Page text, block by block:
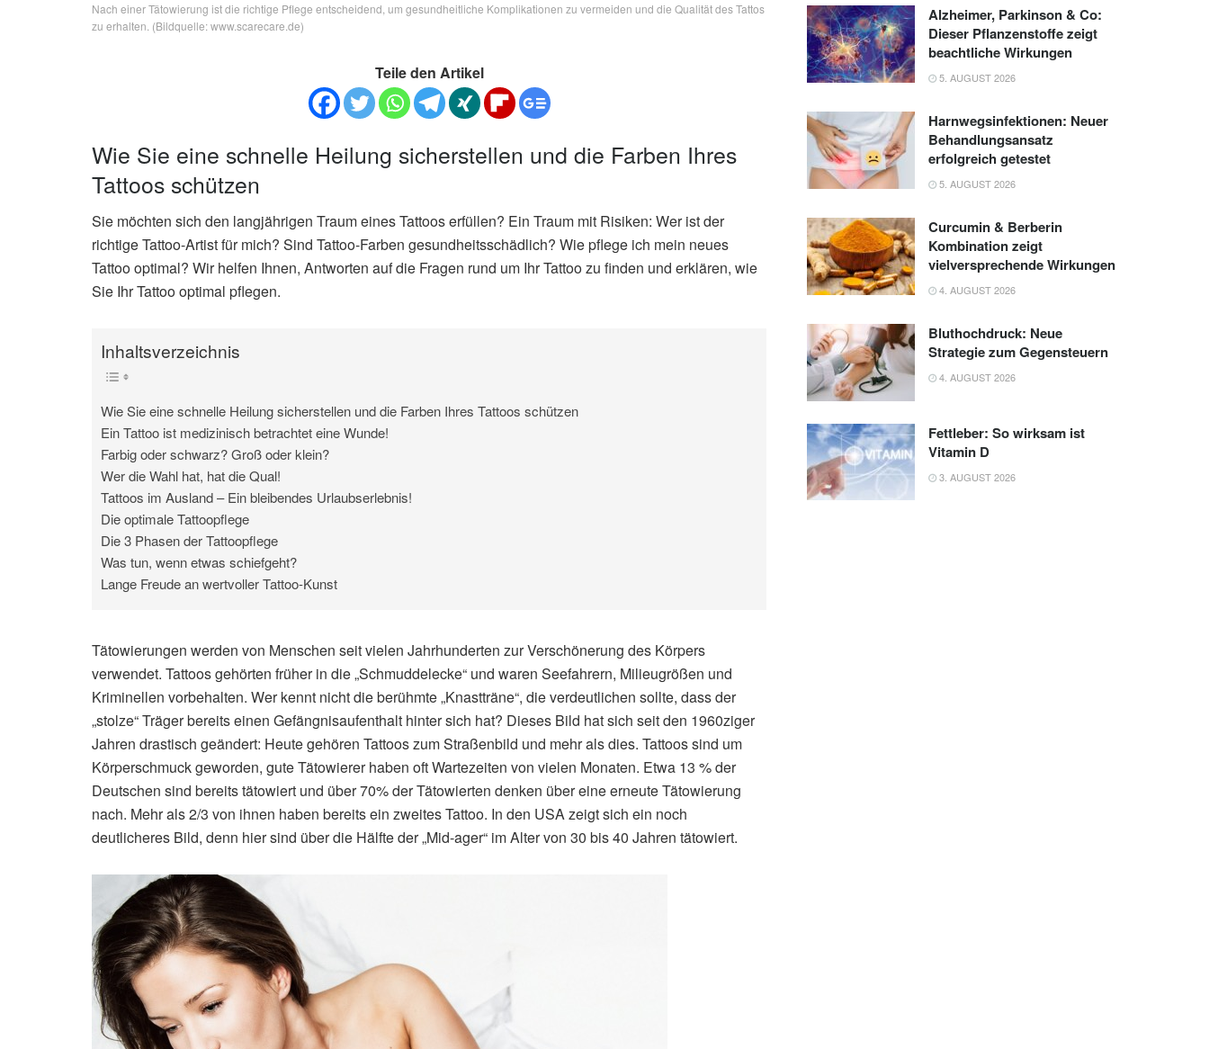
Nach einer Tätowierung ist die richtige Pflege entscheidend, um gesundheitliche Komplikationen zu vermeiden und die Qualität des Tattos
zu erhalten. (Bildquelle: www.scarecare.de)
Teile den Artikel
Wie Sie eine schnelle Heilung sicherstellen und die Farben Ihres
Tattoos schützen
Sie möchten sich den langjährigen Traum eines Tattoos erfüllen? Ein Traum mit Risiken: Wer ist der
richtige Tattoo-Artist für mich? Sind Tattoo-Farben gesundheitsschädlich? Wie pflege ich mein neues
Tattoo optimal? Wir helfen Ihnen, Antworten auf die Fragen rund um Ihr Tattoo zu finden und erklären, wie
Sie Ihr Tattoo optimal pflegen.
Inhaltsverzeichnis
Wie Sie eine schnelle Heilung sicherstellen und die Farben Ihres Tattoos schützen
Ein Tattoo ist medizinisch betrachtet eine Wunde!
Farbig oder schwarz? Groß oder klein?
Wer die Wahl hat, hat die Qual!
Tattoos im Ausland – Ein bleibendes Urlaubserlebnis!
Die optimale Tattoopflege
Die 3 Phasen der Tattoopflege
Was tun, wenn etwas schiefgeht?
Lange Freude an wertvoller Tattoo-Kunst
Tätowierungen werden von Menschen seit vielen Jahrhunderten zur Verschönerung des Körpers
verwendet. Tattoos gehörten früher in die „Schmuddelecke“ und waren Seefahrern, Milieugrößen und
Kriminellen vorbehalten. Wer kennt nicht die berühmte „Knastträne“, die verdeutlichen sollte, dass der
„stolze“ Träger bereits einen Gefängnisaufenthalt hinter sich hat? Dieses Bild hat sich seit den 1960ziger
Jahren drastisch geändert: Heute gehören Tattoos zum Straßenbild und mehr als dies. Tattoos sind um
Körperschmuck geworden, gute Tätowierer haben oft Wartezeiten von vielen Monaten. Etwa 13 % der
Deutschen sind bereits tätowiert und über 70% der Tätowierten denken über eine erneute Tätowierung
nach. Mehr als 2/3 von ihnen haben bereits ein zweites Tattoo. In den USA zeigt sich ein noch
deutlicheres Bild, denn hier sind über die Hälfte der „Mid-ager“ im Alter von 30 bis 40 Jahren tätowiert.
Alzheimer, Parkinson & Co:
Dieser Pflanzenstoffe zeigt
beachtliche Wirkungen
5. AUGUST 2026
Harnwegsinfektionen: Neuer
Behandlungsansatz
erfolgreich getestet
5. AUGUST 2026
Curcumin & Berberin
Kombination zeigt
vielversprechende Wirkungen
4. AUGUST 2026
Bluthochdruck: Neue
Strategie zum Gegensteuern
4. AUGUST 2026
Fettleber: So wirksam ist
Vitamin D
3. AUGUST 2026